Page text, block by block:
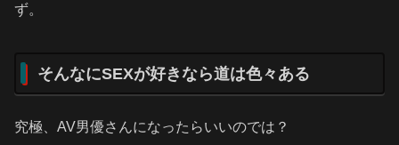
ず。
そんなにSEXが好きなら道は色々ある
究極、AV男優さんになったらいいのでは？